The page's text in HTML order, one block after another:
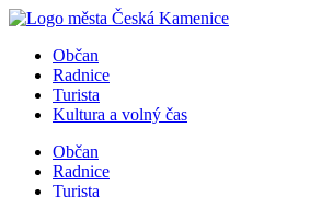
Přejít
obsahuObčan
Radnice
Turista
Kultura a volný čas
Občan
Radnice
Turista